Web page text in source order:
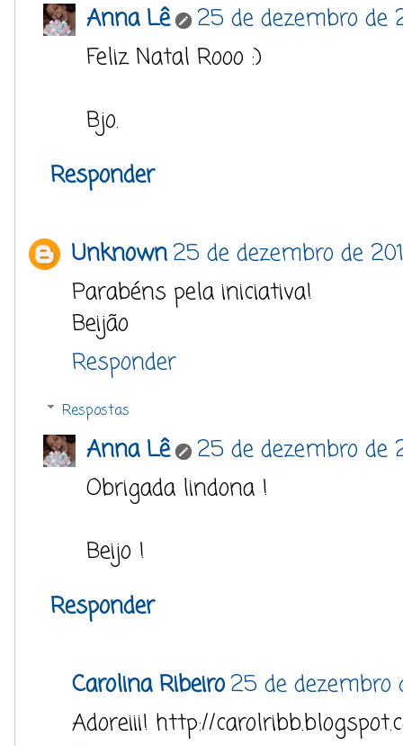
Anna Lê
25 de dezembro de
Feliz Natal Rooo :)
Bjo.
Responder
Unknown25 de dezembro de
Parabéns pela iniciativa!
Beijão
Responder
Respostas
Anna Lê
25 de dezembro de
Obrigada lindona !
Beijo !
Responder
Carolina Ribeiro25 de dezembro
Adoreiii! http://